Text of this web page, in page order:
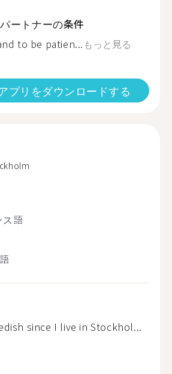
ートナーの条件
to be patien... もっと見る
プリをダウンロードする
ス語
since I live in Stockhol...